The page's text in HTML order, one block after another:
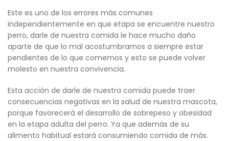
Este es uno de los errores más comunes
independientemente en que etapa se encuentre nuestro
perro, darle de nuestra comida le hace mucho daño
aparte de que lo mal acostumbramos a siempre estar
pendientes de lo que comemos y esto se puede volver
molesto en nuestra convivencia.
Esta acción de darle de nuestra comida puede traer
consecuencias negativas en la salud de nuestra mascota,
porque favorecerá el desarrollo de sobrepeso y obesidad
en la etapa adulta del perro. Ya que además de su
alimento habitual estará consumiendo comida de más.